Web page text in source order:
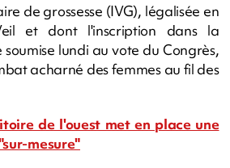
de grossesse (IVG), légalisée en
et dont l'inscription dans la
lundi au vote du Congrès,
acharné des femmes au fil des
de l'ouest met en place une
mesure"